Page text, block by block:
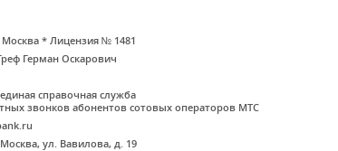
Москва * Лицензия № 1481
Герман Оскарович
справочная служба
звонков абонентов сотовых операторов МТС
Москва, ул. Вавилова, д. 19